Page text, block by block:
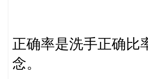
正确率是洗手正确比
念。